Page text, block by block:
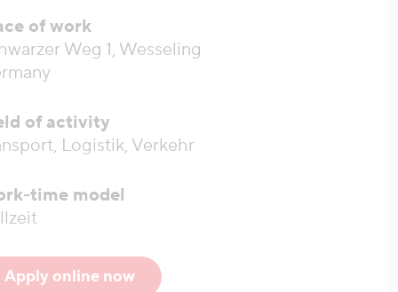
of work
Weg 1, Wesseling
of activity
Logistik, Verkehr
time model
Apply online now